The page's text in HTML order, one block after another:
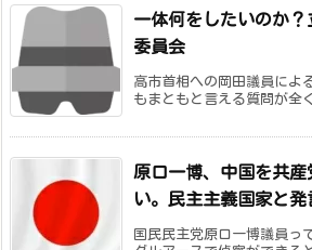
一体何をしたいのか
委員会
高市首相への岡田議員によ
もまともと言える質問が
原口一博、中国を共
い。民主主義国家と発
国民民主党原口一博議員っ